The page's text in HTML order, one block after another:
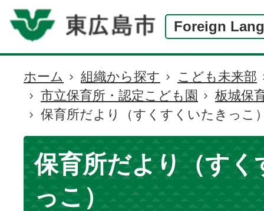
Foreign
現
在
の
位
ホーム 組織から探す
こども未来部
市立保育所・認定こども園
板城保
保育所だより（すくすくいたきっこ
保育所だより（すく
っこ）